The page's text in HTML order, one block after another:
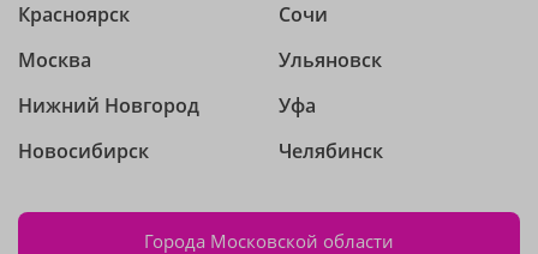
Красноярск
Москва
Нижний Новгород
Новосибирск
Сочи
Ульяновск
Уфа
Челябинск
Города Московской области